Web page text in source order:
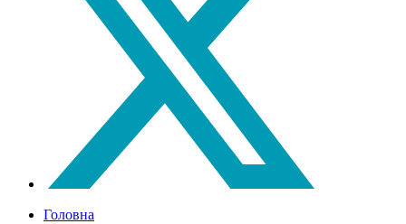
Головна